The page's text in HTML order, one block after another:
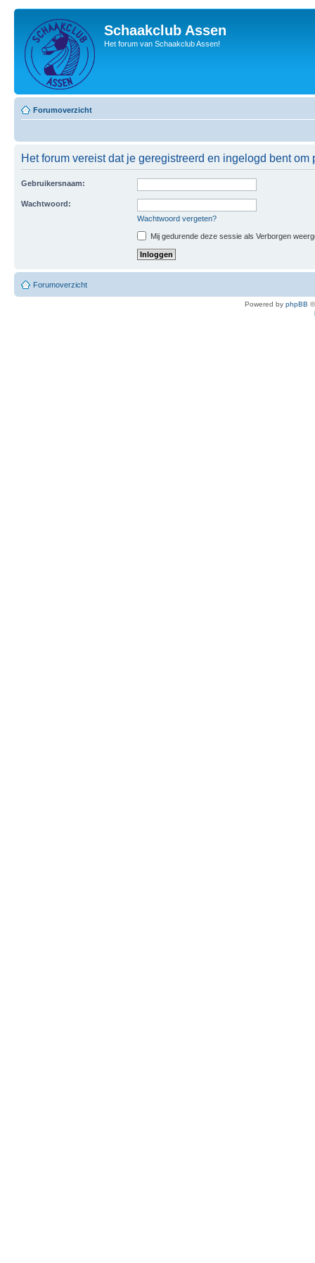
Schaakclub Assen
Het forum van Schaakclub Assen!
Forumoverzicht
Het forum vereist dat je geregistreerd en ingelogd bent om
Gebruikersnaam:
Wachtwoord:
Wachtwoord vergeten?
Mij gedurende deze sessie als Verborgen
Forumoverzicht
Powered by phpBB